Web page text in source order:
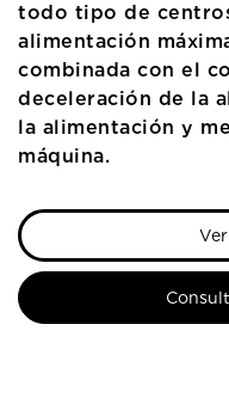
todo tipo de
alimentación
combinada con el
deceleración de la
la alimentación y
máquina.